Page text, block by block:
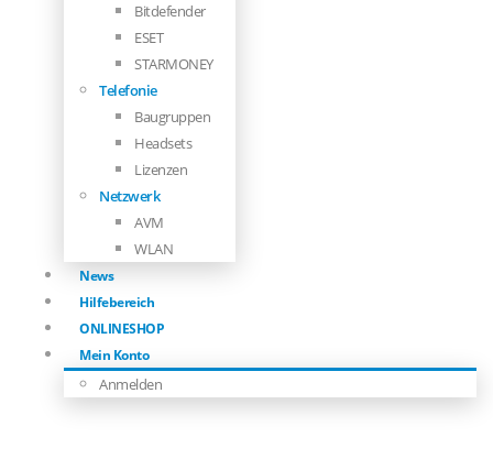
Bitdefender
ESET
STARMONEY
Telefonie
Baugruppen
Headsets
Lizenzen
Netzwerk
AVM
WLAN
News
Hilfebereich
ONLINESHOP
Mein Konto
Anmelden